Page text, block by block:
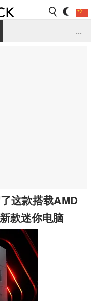
...
这款搭载AMD
款迷你电脑